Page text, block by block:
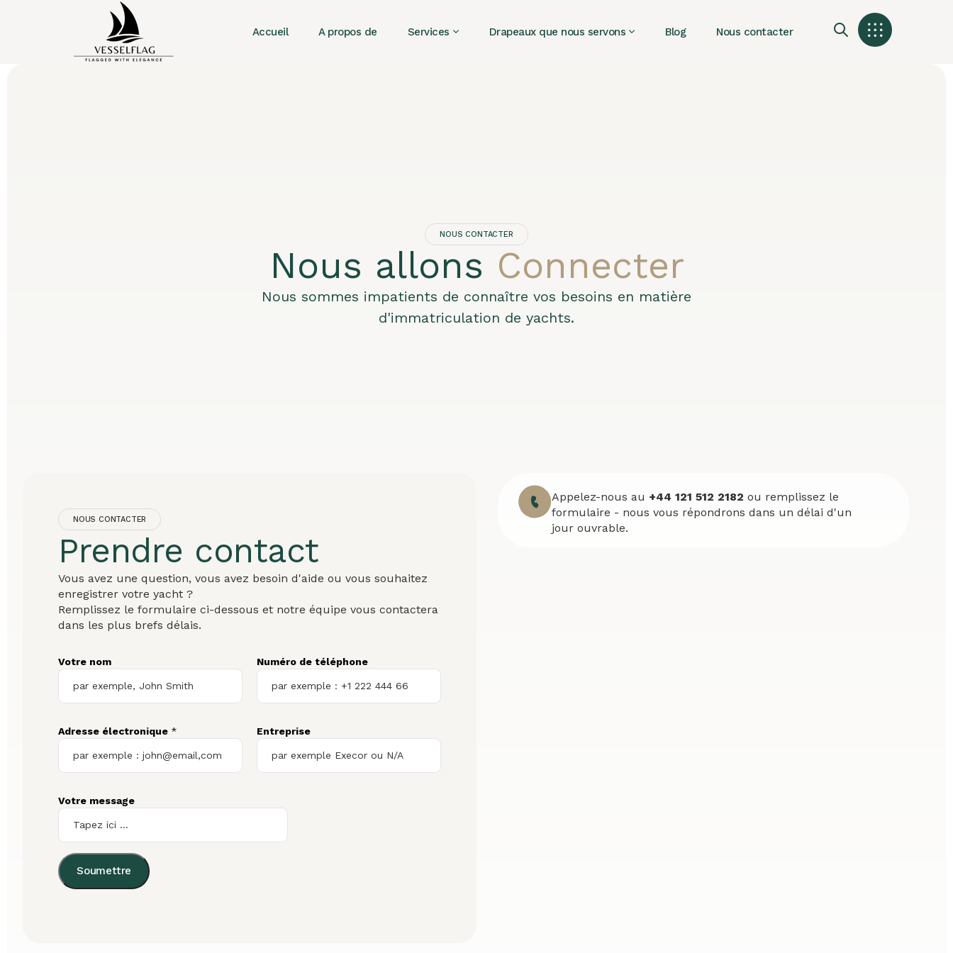
Accueil A propos de Services Drapeaux que nous servons Blog Nous contacter
NOUS CONTACTER
Nous allons Connecter
Nous sommes impatients de connaître vos besoins en matière
d'immatriculation de yachts.
NOUS CONTACTER
Prendre contact
Vous avez une question, vous avez besoin d'aide ou vous souhaitez
enregistrer votre yacht ?
Remplissez le formulaire ci-dessous et notre équipe vous contactera
dans les plus brefs délais.
Votre nom Numéro de téléphone
Adresse électronique * Entreprise
Votre message
Soumettre
Appelez-nous au +44 121 512 2182 ou remplissez le
formulaire - nous vous répondrons dans un délai d'un
jour ouvrable.